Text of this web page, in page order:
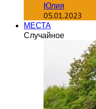
Юлия
05.01.2023
МЕСТА
Случайное